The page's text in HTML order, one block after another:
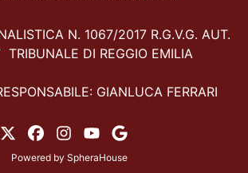
N. 1067/2017 R.G.V.G. AUT.
DI REGGIO EMILIA
GIANLUCA FERRARI
Powered by SpheraHouse